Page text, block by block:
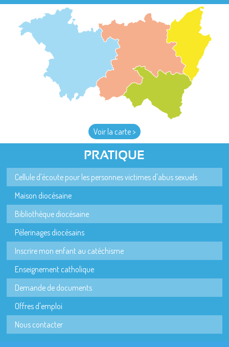
Voir la carte >
PRATIQUE
Cellule d'écoute pour les personnes victimes d'abus sexuels
Maison diocésaine
Bibliothèque diocésaine
Pèlerinages diocésains
Inscrire mon enfant au catéchisme
Enseignement catholique
Demande de documents
Offres d'emploi
Nous contacter